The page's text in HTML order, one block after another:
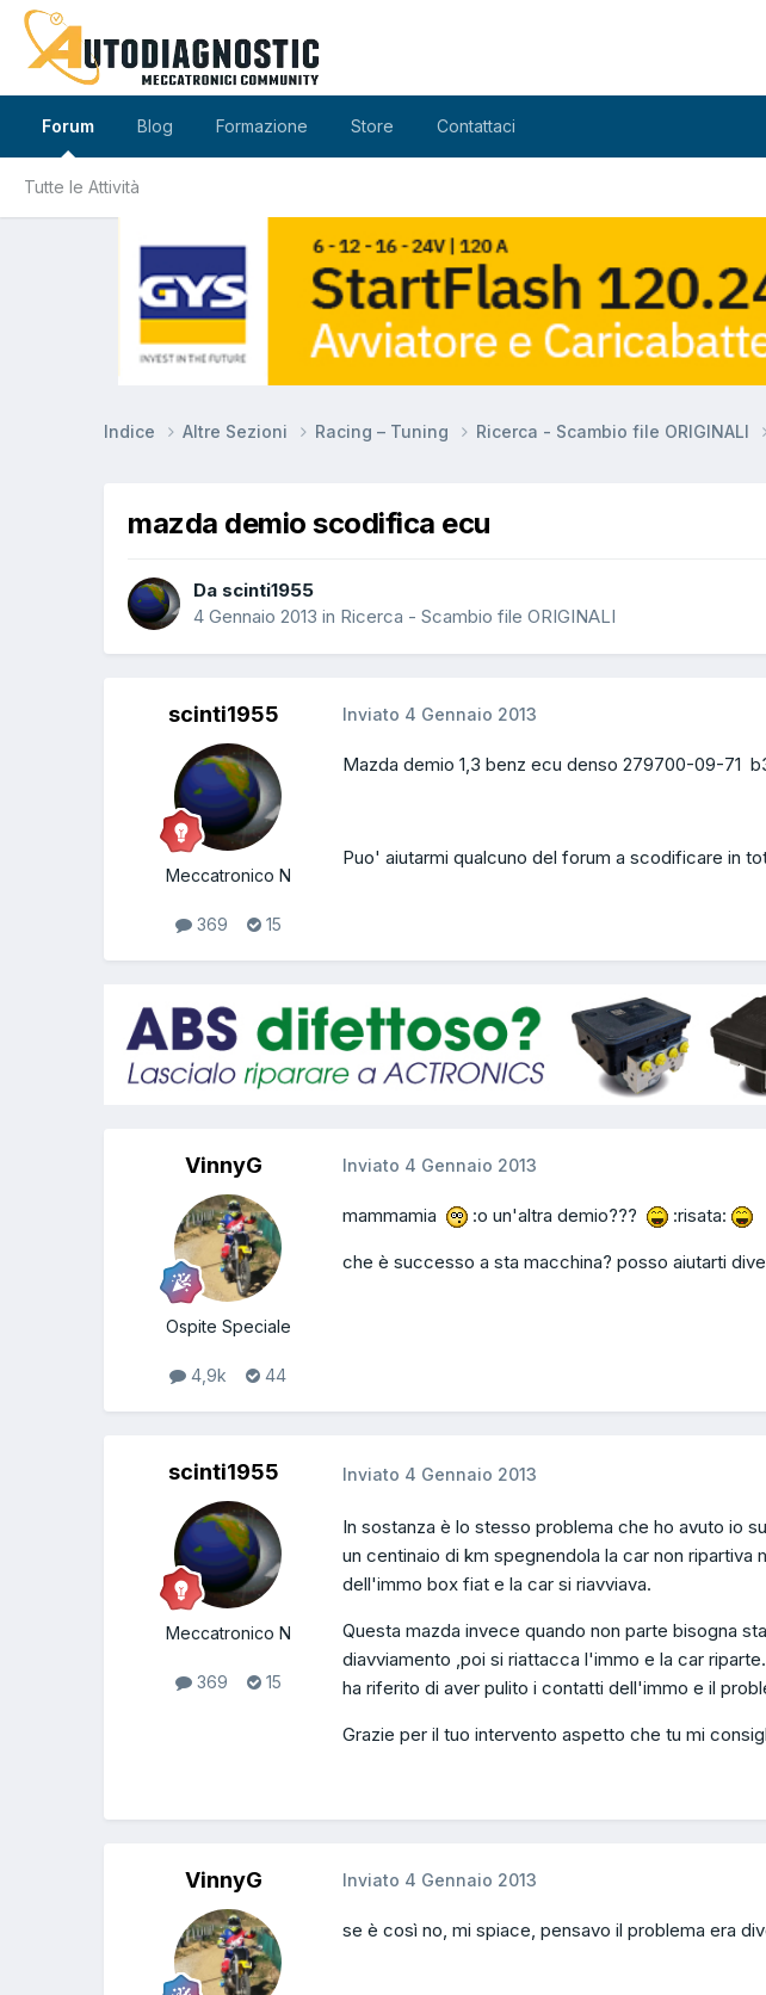
Forum
Tutte le Attività
Blog Formazione Store Contattaci
Indice Altre Sezioni Racing – Tuning Ricerca - Scambio file ORIGINALI
mazda demio scodifica ecu
Da scinti1955
4 Gennaio 2013 in Ricerca - Scambio file ORIGINALI
scinti1955
Meccatronico N
369 15
Inviato 4 Gennaio 2013
Mazda demio 1,3 benz ecu denso 279700-09-71
Puo' aiutarmi qualcuno del forum a scodificare in
VinnyG
Ospite Speciale
4,9k 44
Inviato 4 Gennaio 2013
mammamia :o un'altra demio??? :risata:
che è successo a sta macchina? posso aiutarti
scinti1955
Meccatronico N
369 15
Inviato 4 Gennaio 2013
In sostanza è lo stesso problema che ho avuto io
un centinaio di km spegnendola la car non
dell'immo box fiat e la car si riavviava.
Questa mazda invece quando non parte bisogna
diavviamento ,poi si riattacca l'immo e la car
ha riferito di aver pulito i contatti dell'immo e il
Grazie per il tuo intervento aspetto che tu mi
VinnyG Inviato 4 Gennaio 2013
se è così no, mi spiace, pensavo il problema era